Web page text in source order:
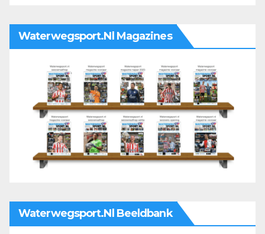
Waterwegsport.nl Magazines
Waterwegsport.nl Beeldbank